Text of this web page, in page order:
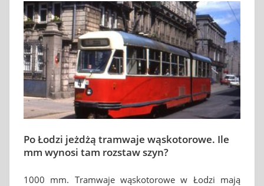
Po Łodzi jeżdżą tramwaje wąskotorowe. Ile
mm wynosi tam rozstaw szyn?
1000 mm. Tramwaje wąskotorowe w Łodzi mają